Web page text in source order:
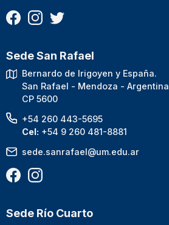
Sede San Rafael
Bernardo de Irigoyen y España.
San Rafael - Mendoza - Argentina
CP 5600
+54 260 443-5695
Cel: +54 9 260 481-8881
sede.sanrafael@um.edu.ar
Sede Río Cuarto